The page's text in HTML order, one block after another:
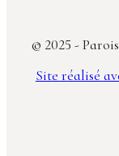
© 2025 -
Site réalisé